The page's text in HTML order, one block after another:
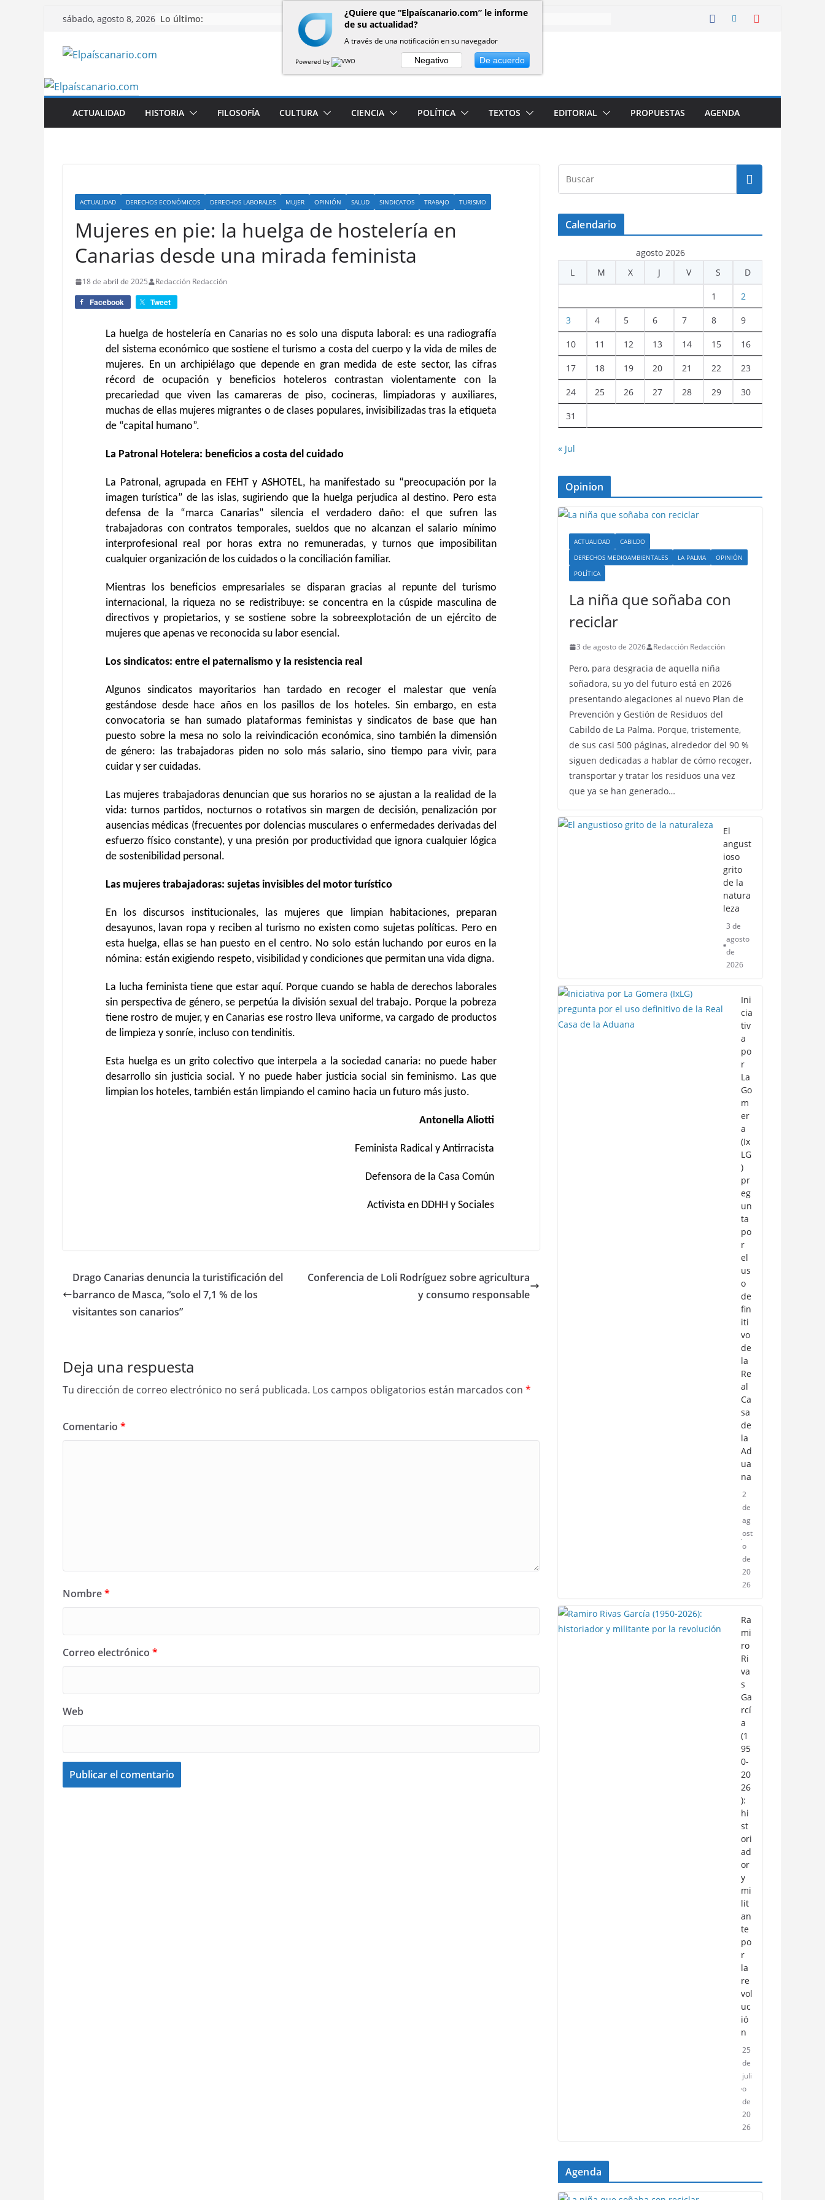
Saltar
contenido
sábado, agosto 8, 2026 Lo último:
ACTUALIDAD HISTORIA FILOSOFÍA CULTURA CIENCIA POLÍTICA TEXTOS EDITORIAL PROPUESTAS AGENDA
ACTUALIDAD DERECHOS ECONÓMICOS DERECHOS LABORALES MUJER OPINIÓN SALUD SINDICATOS TRABAJO TURISMO
Mujeres en pie: la huelga de hostelería en
Canarias desde una mirada feminista
18 de abril de 2025 Redacción Redacción
Facebook Tweet
La huelga de hostelería en Canarias no es solo una disputa laboral: es una radiografía
del sistema económico que sostiene el turismo a costa del cuerpo y la vida de miles de
mujeres. En un archipiélago que depende en gran medida de este sector, las cifras
récord de ocupación y beneficios hoteleros contrastan violentamente con la
precariedad que viven las camareras de piso, cocineras, limpiadoras y auxiliares,
muchas de ellas mujeres migrantes o de clases populares, invisibilizadas tras la etiqueta
de “capital humano”.
La Patronal Hotelera: beneficios a costa del cuidado
La Patronal, agrupada en FEHT y ASHOTEL, ha manifestado su “preocupación por la
imagen turística” de las islas, sugiriendo que la huelga perjudica al destino. Pero esta
defensa de la “marca Canarias” silencia el verdadero daño: el que sufren las
trabajadoras con contratos temporales, sueldos que no alcanzan el salario mínimo
interprofesional real por horas extra no remuneradas, y turnos que imposibilitan
cualquier organización de los cuidados o la conciliación familiar.
Mientras los beneficios empresariales se disparan gracias al repunte del turismo
internacional, la riqueza no se redistribuye: se concentra en la cúspide masculina de
directivos y propietarios, y se sostiene sobre la sobreexplotación de un ejército de
mujeres que apenas ve reconocida su labor esencial.
Los sindicatos: entre el paternalismo y la resistencia real
Algunos sindicatos mayoritarios han tardado en recoger el malestar que venía
gestándose desde hace años en los pasillos de los hoteles. Sin embargo, en esta
convocatoria se han sumado plataformas feministas y sindicatos de base que han
puesto sobre la mesa no solo la reivindicación económica, sino también la dimensión
de género: las trabajadoras piden no solo más salario, sino tiempo para vivir, para
cuidar y ser cuidadas.
Las mujeres trabajadoras denuncian que sus horarios no se ajustan a la realidad de la
vida: turnos partidos, nocturnos o rotativos sin margen de decisión, penalización por
ausencias médicas (frecuentes por dolencias musculares o enfermedades derivadas del
esfuerzo físico constante), y una presión por productividad que ignora cualquier lógica
de sostenibilidad personal.
Las mujeres trabajadoras: sujetas invisibles del motor turístico
En los discursos institucionales, las mujeres que limpian habitaciones, preparan
desayunos, lavan ropa y reciben al turismo no existen como sujetas políticas. Pero en
esta huelga, ellas se han puesto en el centro. No solo están luchando por euros en la
nómina: están exigiendo respeto, visibilidad y condiciones que permitan una vida digna.
La lucha feminista tiene que estar aquí. Porque cuando se habla de derechos laborales
sin perspectiva de género, se perpetúa la división sexual del trabajo. Porque la pobreza
tiene rostro de mujer, y en Canarias ese rostro lleva uniforme, va cargado de productos
de limpieza y sonríe, incluso con tendinitis.
Esta huelga es un grito colectivo que interpela a la sociedad canaria: no puede haber
desarrollo sin justicia social. Y no puede haber justicia social sin feminismo. Las que
limpian los hoteles, también están limpiando el camino hacia un futuro más justo.
Antonella Aliotti
Feminista Radical y Antirracista
Defensora de la Casa Común
Activista en DDHH y Sociales
Drago Canarias denuncia la turistificación del
barranco de Masca, “solo el 7,1 % de los
visitantes son canarios”
Conferencia de Loli Rodríguez sobre agricultura
y consumo responsable
Deja una respuesta
Tu dirección de correo electrónico no será publicada. Los campos obligatorios están marcados con *
Comentario *
Nombre*
Correo electrónico *
Web
Calendario
agosto 2026
L
M X J V S D
1 2
3 4 5 6 7 8 9
10 11 12 13 14 15 16
17 18 19 20 21 22 23
24 25 26 27 28 29 30
31
« Jul
Opinion
ACTUALIDAD
CABILDO
DERECHOS MEDIOAMBIENTALES
LA PALMA
OPINIÓN
POLÍTICA
La niña que soñaba con
reciclar
3 de agosto de 2026 Redacción Redacción
Pero, para desgracia de aquella niña
soñadora, su yo del futuro está en 2026
presentando alegaciones al nuevo Plan de
Prevención y Gestión de Residuos del
Cabildo de La Palma. Porque, tristemente,
de sus casi 500 páginas, alrededor del 90 %
siguen dedicadas a hablar de cómo recoger,
transportar y tratar los residuos una vez
que ya se han generado…
El
angust
ioso
grito
de la
natura
leza
3 de
agosto
de
2026
Ini
cia
tiv
a
po
r
La
Go
m
er
a
(Ix
LG
)
pr
eg
un
ta
po
r
el
us
o
de
fin
iti
vo
de
la
Re
al
Ca
sa
de
la
Ad
ua
na
2
de
ag
ost
o
de
20
26
Ra
mi
ro
Ri
va
s
Ga
rcí
a
(1
95
0-
20
26
):
hi
st
ori
ad
or
y
mi
lit
an
te
po
r
la
re
vol
uc
ió
n
25
de
juli
o
de
20
26
Agenda
¿Quiere que “Elpaíscanario.com” le informe
de su actualidad?
A través de una notificación en su navegador
Powered by Negativo De acuerdo